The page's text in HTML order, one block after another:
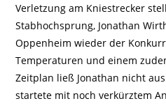
Verletzung am Kniestrecker
Stabhochsprung, Jonathan
Oppenheim wieder der
Temperaturen und einem
Zeitplan ließ Jonathan nicht
startete mit noch verkürztem